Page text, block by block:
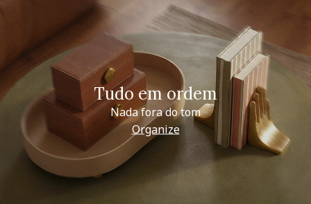
Tudo em ordem
Nada fora do tom
Organize